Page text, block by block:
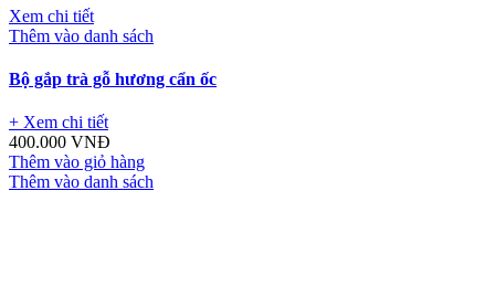
Xem chi tiết
Thêm vào danh sách
Bộ gắp trà gỗ hương cẩn ốc
+ Xem chi tiết
400.000 VNĐ
Thêm vào giỏ hàng
Thêm vào danh sách